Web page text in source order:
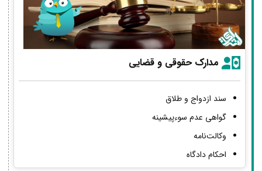
مدارک حقوقی و قضایی
سند ازدواج و طلاق
گواهی عدم سوءپیشینه
وکالت‌نامه
احکام دادگاه